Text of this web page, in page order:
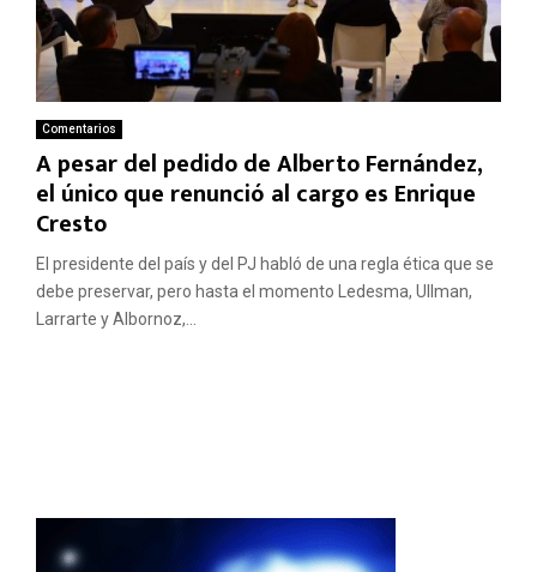
Comentarios
A pesar del pedido de Alberto Fernández,
el único que renunció al cargo es Enrique
Cresto
El presidente del país y del PJ habló de una regla ética que se
debe preservar, pero hasta el momento Ledesma, Ullman,
Larrarte y Albornoz,...